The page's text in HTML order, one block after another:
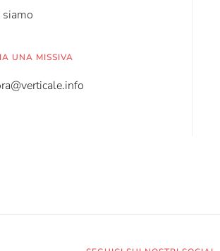
siamo
UNA MISSIVA